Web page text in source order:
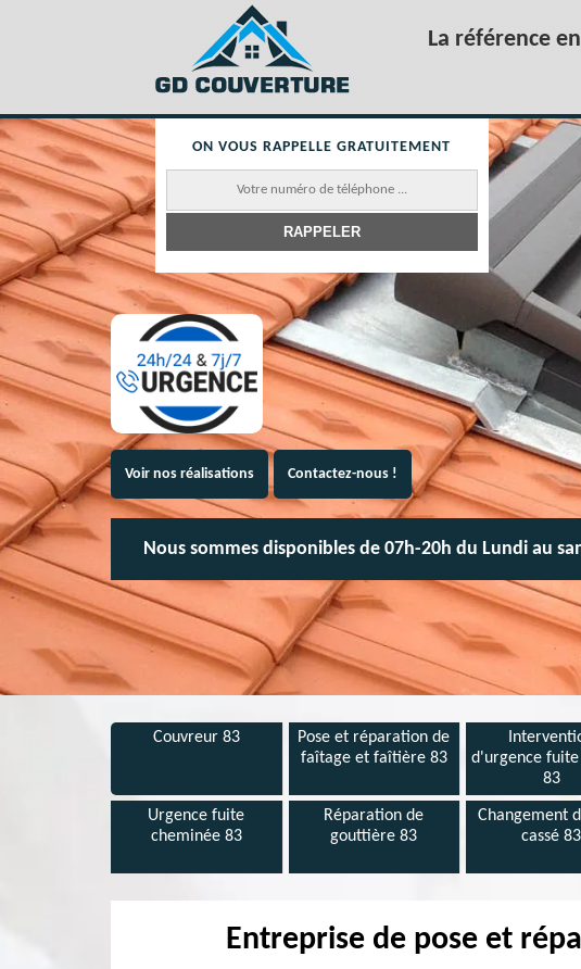
La référence
Voir nos réalisations Contactez-nous !
Nous sommes disponibles de 07h-20h du Lundi au
ON VOUS RAPPELLE GRATUITEMENT
Couvreur 83
Pose et réparation de
faîtage et faîtière 83
d'urgence
83
Urgence fuite
cheminée 83
Réparation de
gouttière 83
Changement
cassé 83
Entreprise de pose et